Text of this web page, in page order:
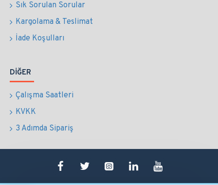
Sık Sorulan Sorular
Kargolama & Teslimat
İade Koşulları
DIĞER
Çalışma Saatleri
KVKK
3 Adımda Sipariş